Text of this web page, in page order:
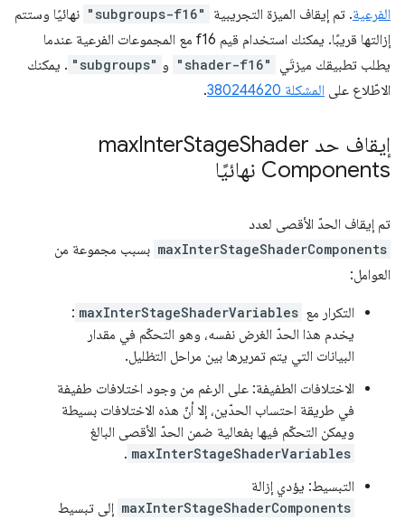
الفرعية. تم إيقاف الميزة التجريبية "subgroups-f16" نهائيًا وستتم
إزالتها قريبًا. يمكنك استخدام قيم f16 مع المجموعات الفرعية عندما
يطلب تطبيقك ميزتَي
"shader-f16" و "subgroups" . يمكنك
الاطّلاع على المشكلة 380244620 .
إيقاف حد max InterStageShader
Components نهائيًا
تم إيقاف الحدّ الأقصى لعدد
maxInterStageShaderComponents بسبب مجموعة من
العوامل:
التكرار مع maxInterStageShaderVariables
:
يخدم هذا الحدّ الغرض نفسه، وهو التحكّم في مقدار
البيانات التي يتم تمريرها بين مراحل التظليل.
الاختلافات الطفيفة: على الرغم من وجود اختلافات طفيفة
في طريقة احتساب الحدّين، إلا أنّ هذه الاختلافات بسيطة
ويمكن التحكّم فيها بفعالية ضمن الحدّ الأقصى البالغ
maxInterStageShaderVariables
.
التبسيط: يؤدي إزالة
maxInterStageShaderComponents إلى تبسيط